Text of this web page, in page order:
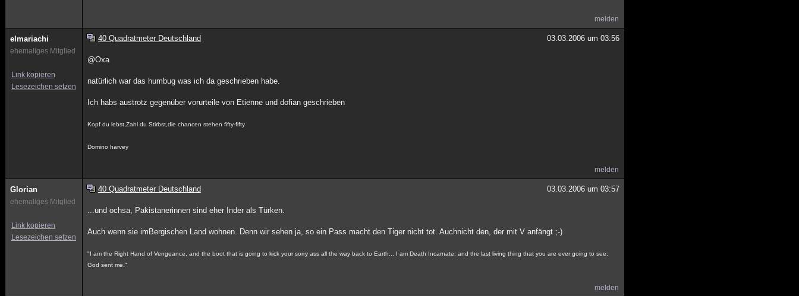
melden
elmariachi
ehemaliges Mitglied
Link kopieren
Lesezeichen setzen
40 Quadratmeter Deutschland 03.03.2006 um 03:56
@Oxa
natürlich war das humbug was ich da geschrieben habe.
Ich habs austrotz gegenüber vorurteile von Etienne und dofian geschrieben
Kopf du lebst,Zahl du Stirbst,die chancen stehen fifty-fifty
Domino harvey
melden
Glorian
ehemaliges Mitglied
Link kopieren
Lesezeichen setzen
40 Quadratmeter Deutschland 03.03.2006 um 03:57
...und ochsa, Pakistanerinnen sind eher Inder als Türken.
Auch wenn sie imBergischen Land wohnen. Denn wir sehen ja, so ein Pass macht den Tiger nicht tot. Auchnicht den, der mit V anfängt ;-)
"I am the Right Hand of Vengeance, and the boot that is going to kick your sorry ass all the way back to Earth... I am Death Incarnate, and the last living thing that you are ever going to see.
God sent me."
melden